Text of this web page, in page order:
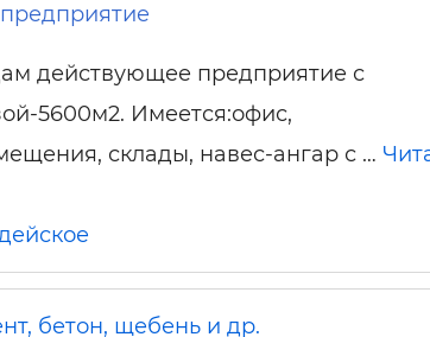
действующее предприятие с
5600м2. Имеется:офис,
склады, навес-ангар с …
бетон, щебень и др.